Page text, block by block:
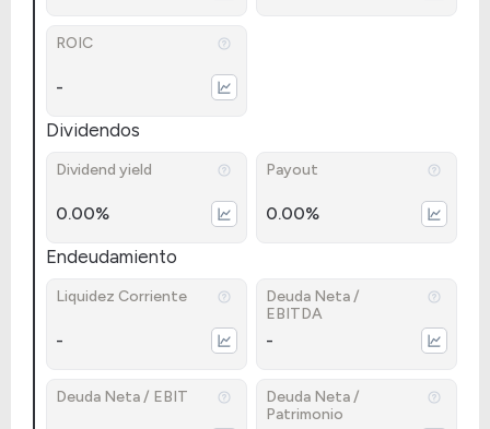
ROIC
-
Dividendos
Dividend yield
0.00%
Payout
0.00%
Endeudamiento
Liquidez Corriente
-
Deuda Neta /
EBITDA
-
Deuda Neta / EBIT
Deuda Neta /
Patrimonio